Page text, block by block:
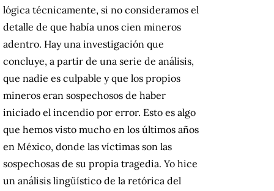
lógica técnicamente, si no consideramos el
detalle de que había unos cien mineros
adentro. Hay una investigación que
concluye, a partir de una serie de análisis,
que nadie es culpable y que los propios
mineros eran sospechosos de haber
iniciado el incendio por error. Esto es algo
que hemos visto mucho en los últimos años
en México, donde las víctimas son las
sospechosas de su propia tragedia. Yo hice
un análisis lingüístico de la retórica del